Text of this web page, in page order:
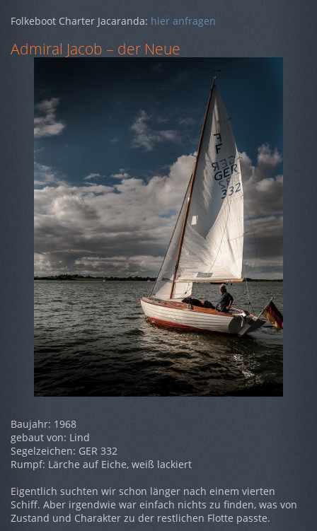
Folkeboot Charter Jacaranda: hier anfragen
Admiral Jacob – der Neue
Baujahr: 1968
gebaut von: Lind
Segelzeichen: GER 332
Rumpf: Lärche auf Eiche, weiß lackiert
Eigentlich suchten wir schon länger nach einem vierten
Schiff. Aber irgendwie war einfach nichts zu finden, was von
Zustand und Charakter zu der restlichen Flotte passte.